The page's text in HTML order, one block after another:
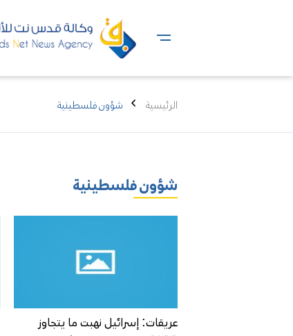
الرئيسية شؤون فلسطينية
شؤون فلسطينية
عريقات: إسرائيل نهبت ما يتجاوز